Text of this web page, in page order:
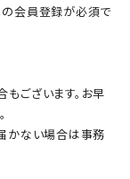
会員登録が必須で
ございます。お早
かない場合は事務